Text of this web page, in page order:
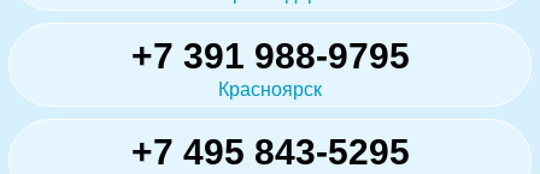
+7 391 988-9795
Красноярск
+7 495 843-5295